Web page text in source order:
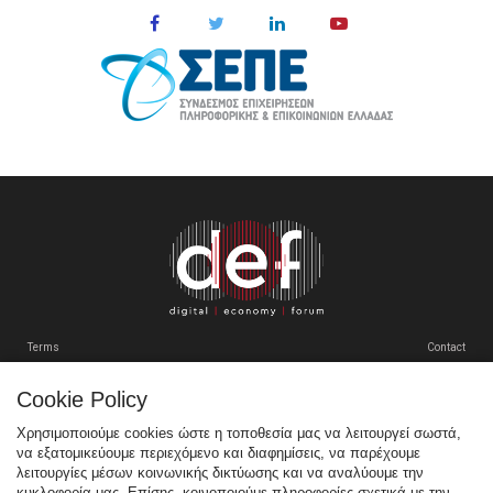
Tweets by SEPEgr
Terms Contact
Sitemap
Cookie Policy
Χρησιμοποιούμε cookies ώστε η τοποθεσία μας να λειτουργεί σωστά,
να εξατομικεύουμε περιεχόμενο και διαφημίσεις, να παρέχουμε
λειτουργίες μέσων κοινωνικής δικτύωσης και να αναλύουμε την